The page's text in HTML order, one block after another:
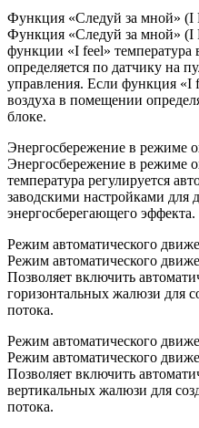
Функция «Следуй за мной» (I
Функция «Следуй за мной» (I
функции «I feel» температура
определяется по датчику на
управления. Если функция «I
воздуха в помещении
блоке.
Энергосбережение в режиме
Энергосбережение в режиме
температура регулируется
заводскими настройками для
энергосберегающего эффекта.
Режим автоматического
Режим автоматического
Позволяет включить
горизонтальных жалюзи для
потока.
Режим автоматического
Режим автоматического
Позволяет включить
вертикальных жалюзи для
потока.